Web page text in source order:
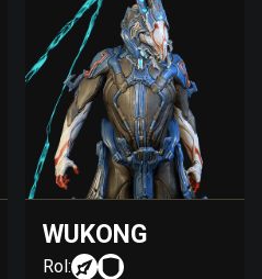
WUKONG
Rol: